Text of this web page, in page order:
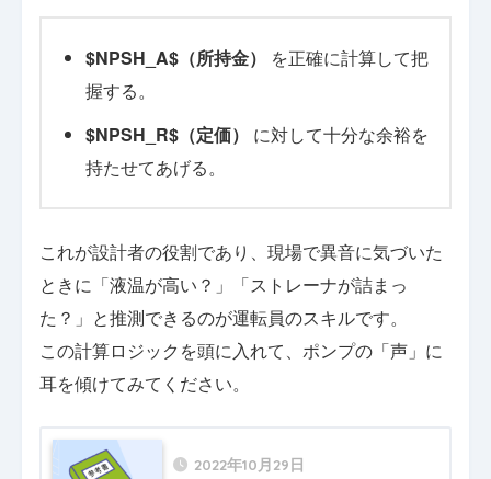
$NPSH_A$（所持金）
を正確に計算して把
握する。
$NPSH_R$（定価）
に対して十分な余裕を
持たせてあげる。
これが設計者の役割であり、現場で異音に気づいた
ときに「液温が高い？」「ストレーナが詰まっ
た？」と推測できるのが運転員のスキルです。
この計算ロジックを頭に入れて、ポンプの「声」に
耳を傾けてみてください。
2022年10月29日